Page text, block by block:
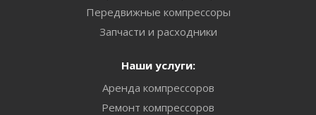
Передвижные компрессоры
Запчасти и расходники
Наши услуги:
Аренда компрессоров
Ремонт компрессоров